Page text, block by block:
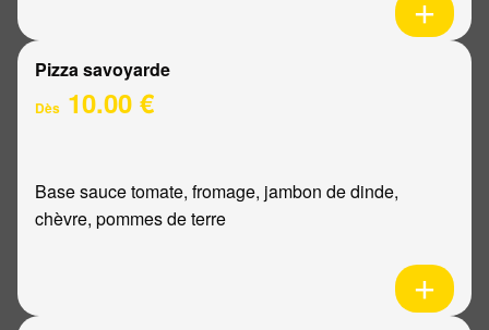
Pizza savoyarde
Dès 10.00 €
Base sauce tomate, fromage, jambon de dinde,
chèvre, pommes de terre